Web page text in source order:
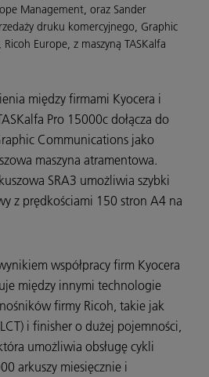
Management, oraz Sander
druku komercyjnego, Graphic
Europe, z maszyną TASKalfa
między firmami Kyocera i
Pro 15000c dołącza do
Communications jako
maszyna atramentowa.
SRA3 umożliwia szybki
z prędkościami 150 stron A4 na
współpracy firm Kyocera
między innymi technologie
firmy Ricoh, takie jak
i finisher o dużej pojemności,
umożliwia obsługę cykli
arkuszy miesięcznie i